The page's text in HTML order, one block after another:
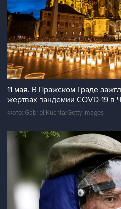
11 мая. В Пражском Граде
жертвах пандемии COVD-19 в
Фото: Gabriel Kuchta/Getty Images